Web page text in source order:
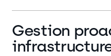
Gestion